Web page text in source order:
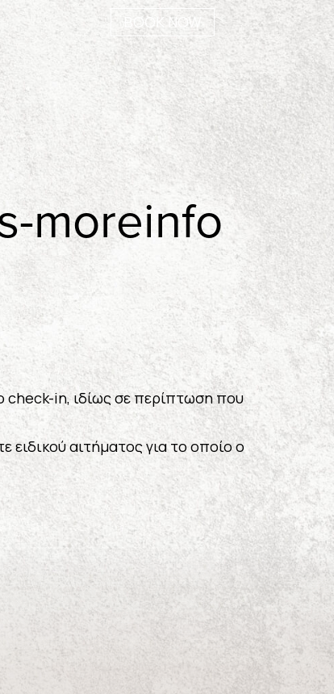
BOOK NOW
moreinfo
check-in, ιδίως σε περίπτωση που
αιτήματος για το οποίο ο